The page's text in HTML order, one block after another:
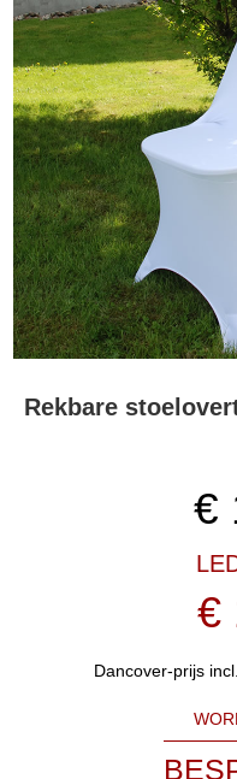
Rekbare
€
€
Dancover-prijs